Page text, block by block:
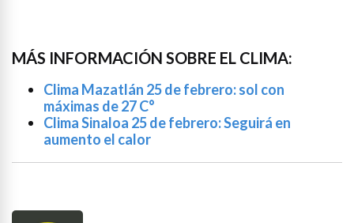
MÁS INFORMACIÓN SOBRE EL CLIMA:
Clima Mazatlán 25 de febrero: sol con
máximas de 27 C°
Clima Sinaloa 25 de febrero: Seguirá en
aumento el calor